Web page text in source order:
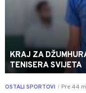
KRAJ ZA
TENISERA SVIJETA
OSTALI SPORTOVI Pre 44